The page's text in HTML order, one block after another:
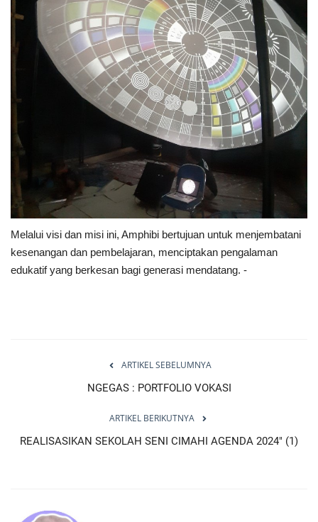
Melalui visi dan misi ini, Amphibi bertujuan untuk menjembatani
kesenangan dan pembelajaran, menciptakan pengalaman
edukatif yang berkesan bagi generasi mendatang. -
ARTIKEL SEBELUMNYA
NGEGAS : PORTFOLIO VOKASI
ARTIKEL BERIKUTNYA
REALISASIKAN SEKOLAH SENI CIMAHI AGENDA 2024" (1)